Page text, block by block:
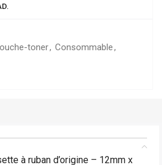
toner, Consommable,
à ruban d’origine – 12mm x